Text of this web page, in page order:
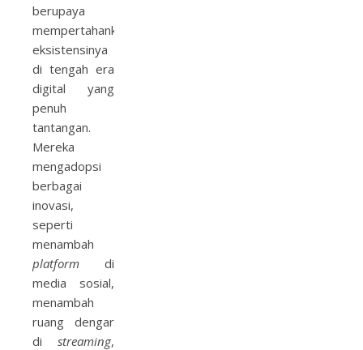
berupaya
mempertahankan
eksistensinya
di tengah era
digital yang
penuh
tantangan.
Mereka
mengadopsi
berbagai
inovasi,
seperti
menambah
platform di
media sosial,
menambah
ruang dengar
di streaming,